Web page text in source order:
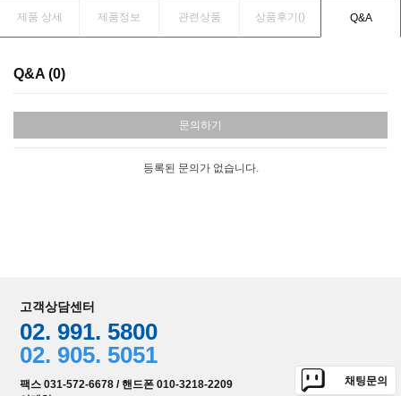
제품 상세 제품정보 관련상품 상품후기() Q&A
Q&A (0)
문의하기
등록된 문의가 없습니다.
고객상담센터
02. 991. 5800
02. 905. 5051
팩스 031-572-6678 / 핸드폰 010-3218-2209
채팅문의